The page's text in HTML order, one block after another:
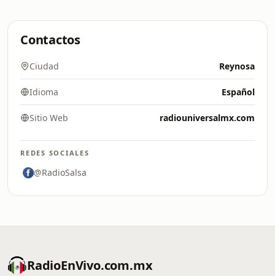
Contactos
Ciudad Reynosa
Idioma Español
Sitio Web radiouniversalmx.com
REDES SOCIALES
@RadioSalsa
RadioEnVivo.com.mx